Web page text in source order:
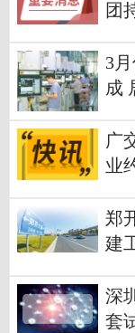
团
3
成
广
业
郑
建
深
套